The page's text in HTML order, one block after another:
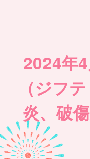
2024年
（ジフ
炎、破